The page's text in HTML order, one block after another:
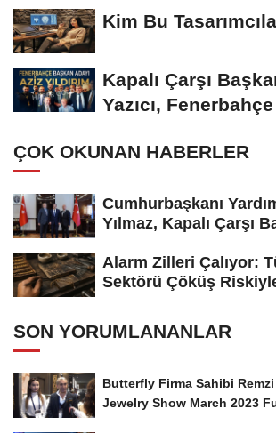
Kim Bu
Kapalı Çarşı
Yazıcı,
ÇOK OKUNAN HABERLER
Cumhurbaşkanı
Yılmaz, Kapalı Çarşı
Alarm Zilleri Çalıyor:
Sektörü Çöküş
SON YORUMLANANLAR
Butterfly Firma Sahibi
Jewelry Show March 2023